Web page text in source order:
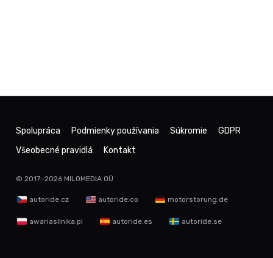
Spolupráca Podmienky používania Súkromie
GDPR
Všeobecné pravidlá
Kontakt
© 2017–2026 MILOMEDIA OÜ
autoride.cz autoride.co motorstorung.de
awariasilnika.pl autoride.es autoride.se